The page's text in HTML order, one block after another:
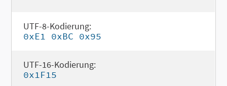
UTF-8-Kodierung:
0xE1 0xBC 0x95
UTF-16-Kodierung:
0x1F15